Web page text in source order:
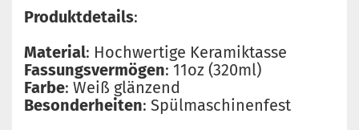
Produktdetails:
Material: Hochwertige Keramiktasse
Fassungsvermögen: 11oz (320ml)
Farbe: Weiß glänzend
Besonderheiten: Spülmaschinenfest